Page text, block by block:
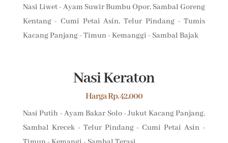
Nasi Liwet - Ayam Suwir Bumbu Opor, Sambal Goreng
Kentang - Cumi Petai Asin, Telur Pindang - Tumis
Kacang Panjang - Timun - Kemanggi - Sambal Bajak
Nasi Keraton
Harga Rp. 42.000
Nasi Putih - Ayam Bakar Solo - Jukut Kacang Panjang,
Sambal Krecek - Telur Pindang - Cumi Petai Asin -